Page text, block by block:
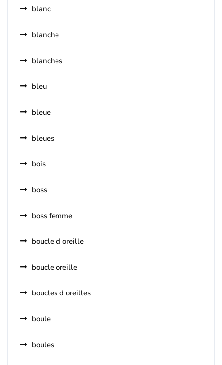
blanc
blanche
blanches
bleu
bleue
bleues
bois
boss
boss femme
boucle d oreille
boucle oreille
boucles d oreilles
boule
boules